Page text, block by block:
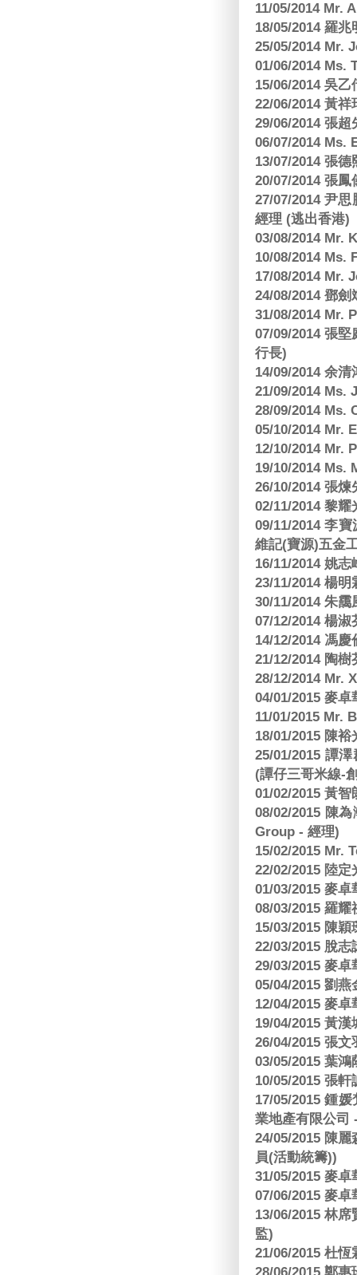
11/05/2014 Mr.
18/05/2014 羅
25/05/2014 Mr.
01/06/2014 Ms.
15/06/2014 吳
22/06/2014 黃
29/06/2014 張
06/07/2014 Ms.
13/07/2014 張
20/07/2014 張
27/07/2014 尹
經理 (逃出香港)
03/08/2014 Mr.
10/08/2014 Ms.
17/08/2014 Mr.
24/08/2014 鄧
31/08/2014 Mr.
07/09/2014 張
行長)
14/09/2014 余
21/09/2014 Ms.
28/09/2014 Ms.
05/10/2014 Mr.
12/10/2014 Mr.
19/10/2014 Ms.
26/10/2014 張
02/11/2014 黎
09/11/2014 李
維記(寶源)五金
16/11/2014 姚
23/11/2014 楊
30/11/2014 朱
07/12/2014 楊
14/12/2014 馮
21/12/2014 陶
28/12/2014 Mr.
04/01/2015 麥
11/01/2015 Mr.
18/01/2015 陳
25/01/2015 譚
(譚仔三哥米線-
01/02/2015 黃
08/02/2015 陳
Group - 經理)
15/02/2015 Mr.
22/02/2015 陸
01/03/2015 麥
08/03/2015 羅
15/03/2015 陳
22/03/2015 脫
29/03/2015 麥
05/04/2015 劉
12/04/2015 麥
19/04/2015 黃
26/04/2015 張
03/05/2015 葉
10/05/2015 張
17/05/2015 鍾
業地產有限公司
24/05/2015 陳
員(活動統籌))
31/05/2015 麥
07/06/2015 麥
13/06/2015 林
監)
21/06/2015 杜